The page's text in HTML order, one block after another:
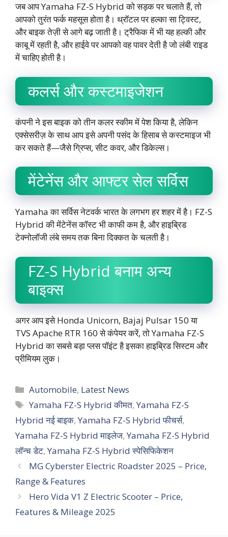
जब आप Yamaha FZ-S Hybrid को सड़क पर चलाते हैं, तो
आपको तुरंत फर्क महसूस होता है। थ्रॉटल पर हल्का सा ट्विस्ट,
और बाइक तेज़ी से आगे बढ़ जाती है। ट्रैफिक में भी यह हल्की और
काबू में रहती है, और हाईवे पर आपको वह पावर देती है जो लंबी राइड
में चाहिए होती है।
कलर्स और कस्टमाइजेशन
कंपनी ने इस बाइक को तीन कलर स्कीम में पेश किया है, लेकिन
एक्सेसरीज़ के साथ आप इसे अपनी पसंद के हिसाब से कस्टमाइज भी
कर सकते हैं—जैसे ग्रिप्स, सीट कवर, और डिकेल्स।
मेंटेनेंस और आफ्टर सेल सर्विस
Yamaha का सर्विस नेटवर्क भारत के लगभग हर शहर में है। FZ-S
Hybrid की मेंटेनेंस कॉस्ट भी काफी कम है, और हाइब्रिड
टेक्नोलॉजी लंबे समय तक बिना दिक्कत के चलती है।
FZ-S Hybrid बनाम अन्य
बाइक्स
अगर आप इसे Honda Unicorn, Bajaj Pulsar 150 या
TVS Apache RTR 160 से कंपेयर करें, तो Yamaha FZ-S
Hybrid का सबसे बड़ा प्लस पॉइंट है इसका हाइब्रिड सिस्टम और
प्रीमियम लुक।
Categories
Automobile, Latest News
Tags
Yamaha FZ-S Hybrid कीमत,Yamaha FZ-S
Hybrid नई बाइक, Yamaha FZ-S Hybrid फीचर्स,
Yamaha FZ-S Hybrid माइलेज, Yamaha FZ-S Hybrid
लॉन्च डेट, Yamaha FZ-S Hybrid स्पेसिफिकेशन
MG Cyberster Electric Roadster 2025 – Price,
Range & Features
Hero Vida V1 Z Electric Scooter – Price,
Features & Mileage 2025